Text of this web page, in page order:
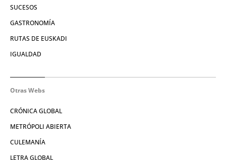
SUCESOS
GASTRONOMÍA
RUTAS DE EUSKADI
IGUALDAD
Otras Webs
CRÓNICA GLOBAL
METRÓPOLI ABIERTA
CULEMANÍA
LETRA GLOBAL